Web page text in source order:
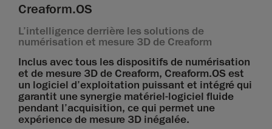
Creaform.OS
L’intelligence derrière les solutions de
numérisation et mesure 3D de Creaform
Inclus avec tous les dispositifs de numérisation
et de mesure 3D de Creaform, Creaform.OS est
un logiciel d’exploitation puissant et intégré qui
garantit une synergie matériel-logiciel fluide
pendant l’acquisition, ce qui permet une
expérience de mesure 3D inégalée.